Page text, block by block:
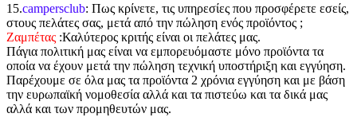
15.campersclub: Πως κρίνετε, τις υπηρεσίες που προσφέρετε εσείς,
στους πελάτες σας, μετά από την πώληση ενός προϊόντος ;
Ζαμπέτας :Καλύτερος κριτής είναι οι πελάτες μας.
Πάγια πολιτική μας είναι να εμπορευόμαστε μόνο προϊόντα τα
οποία να έχουν μετά την πώληση τεχνική υποστήριξη και εγγύηση.
Παρέχουμε σε όλα μας τα προϊόντα 2 χρόνια εγγύηση και με βάση
την ευρωπαϊκή νομοθεσία αλλά και τα πιστεύω και τα δικά μας
αλλά και των προμηθευτών μας.